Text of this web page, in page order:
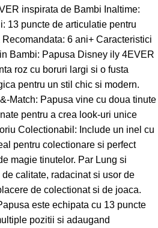
inspirata de Bambi Inaltime:
13 puncte de articulatie pentru
6 ani+ Caracteristici
Bambi: Papusa Disney ily 4EVER
roz cu boruri largi si o fusta
pentru un stil chic si modern.
Match: Papusa vine cu doua tinute
pentru a crea look-uri unice
Colectionabil: Include un inel cu
pentru colectionare si perfect
magie tinutelor. Par Lung si
calitate, radacinat si usor de
de colectionat si de joaca.
este echipata cu 13 puncte
pozitii si adaugand